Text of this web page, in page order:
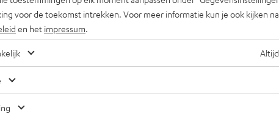
gebalanceerd. Op de achterkant van de speaker regel je
lage frequenties eruit, om ook in akoestisch onvoordelige
voor de toekomst intrekken. Voor meer informatie kun je ook kijken
en het impressum